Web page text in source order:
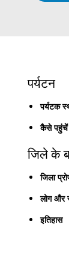
पर्यटन
पर्यटक
कैसे पहुंचें
जिले के
जिला
लोग और
इतिहास